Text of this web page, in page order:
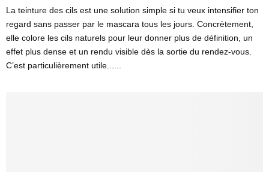
La teinture des cils est une solution simple si tu veux intensifier ton
regard sans passer par le mascara tous les jours. Concrètement,
elle colore les cils naturels pour leur donner plus de définition, un
effet plus dense et un rendu visible dès la sortie du rendez-vous.
C’est particulièrement utile......